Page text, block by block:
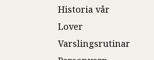
Historia vår
Lover
Varslingsrutinar